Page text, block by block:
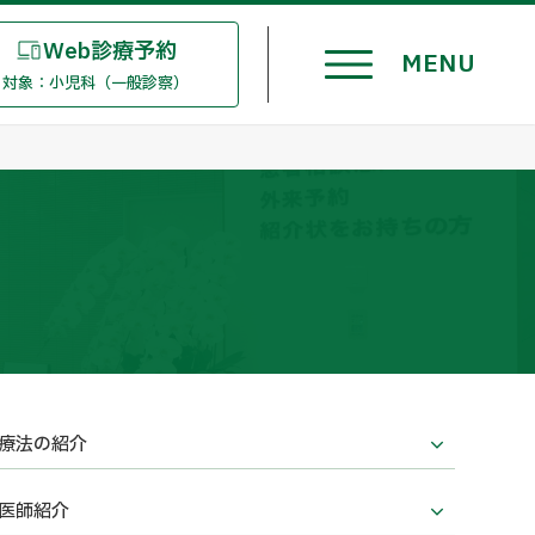
Web診療予約
対象：小児科（一般診察）
法の紹介
医師紹介